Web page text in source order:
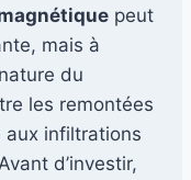
peut
mais à
du
les remontées
aux infiltrations
d’investir,